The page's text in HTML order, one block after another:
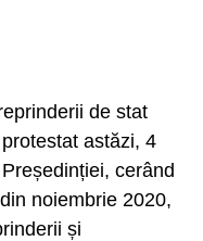
de stat
astăzi, 4
cerând
noiembrie 2020,
și